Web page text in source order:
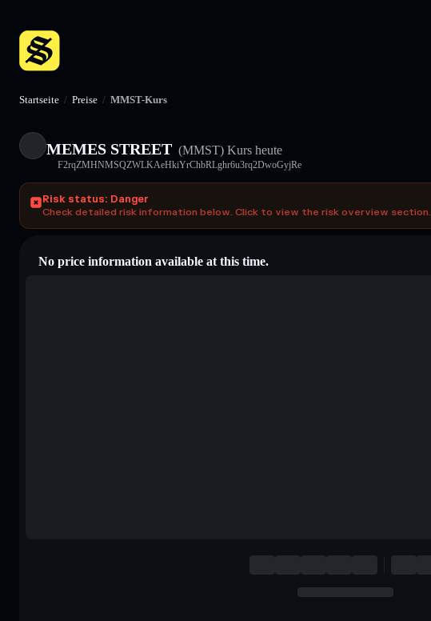
Startseite / Preise / MMST-Kurs
MEMES STREET (MMST) Kurs heute
F2rqZMHNMSQZWLKAeHkiYrChbRLghr6u3rq2DwoGyjRe
Risk status: Danger
Check detailed risk information below. Click to view the risk overview section.
No price information available at this time.